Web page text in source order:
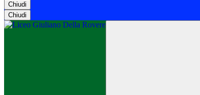
Chiudi
Chiudi